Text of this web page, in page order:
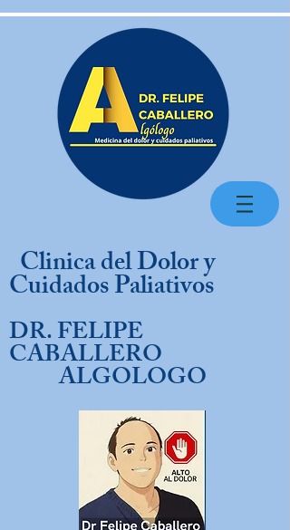
Clinica del Dolor y
Cuidados Paliativos
DR. FELIPE
CABALLERO
ALGOLOGO